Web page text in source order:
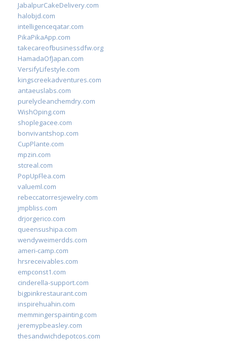
JabalpurCakeDelivery.com
halobjd.com
intelligenceqatar.com
PikaPikaApp.com
takecareofbusinessdfw.org
HamadaOfJapan.com
VersifyLifestyle.com
kingscreekadventures.com
antaeuslabs.com
purelycleanchemdry.com
WishOping.com
shoplegacee.com
bonvivantshop.com
CupPlante.com
mpzin.com
stcreal.com
PopUpFlea.com
valueml.com
rebeccatorresjewelry.com
jmpbliss.com
drjorgerico.com
queensushipa.com
wendyweimerdds.com
ameri-camp.com
hrsreceivables.com
empconst1.com
cinderella-support.com
bigpinkrestaurant.com
inspirehuahin.com
memmingerspainting.com
jeremypbeasley.com
thesandwichdepotcos.com